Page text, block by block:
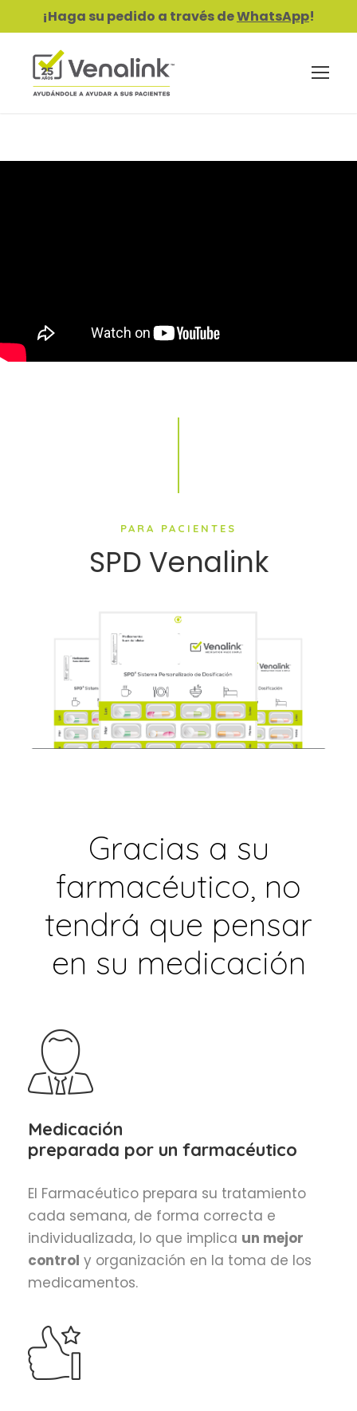
¡Haga su pedido a través deWhatsApp!
PARA PACIENTES
SPD Venalink
Gracias a su
farmacéutico, no
tendrá que pensar
en su medicación
Medicación
preparada por un farmacéutico
El Farmacéutico prepara su tratamiento
cada semana, de forma correcta e
individualizada, lo que implica un mejor
control y organización en la toma de los
medicamentos.